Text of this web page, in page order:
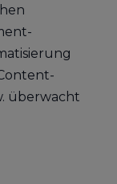
überwacht